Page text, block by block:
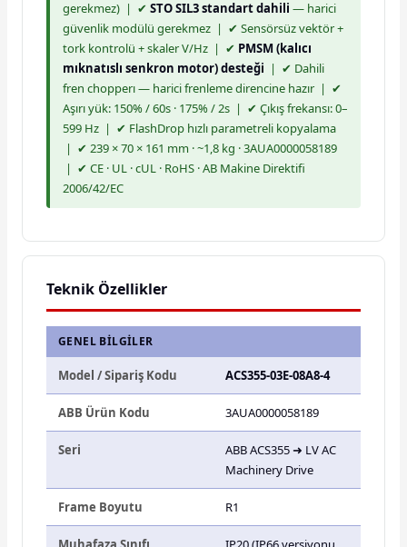
gerekmez) | ✔ STO SIL3 standart dahili — harici
güvenlik modülü gerekmez | ✔ Sensörsüz vektör +
tork kontrolü + skaler V/Hz | ✔ PMSM (kalıcı
mıknatıslı senkron motor) desteği | ✔ Dahili
fren chopperı — harici frenleme direncine hazır | ✔
Aşırı yük: 150% / 60s · 175% / 2s | ✔ Çıkış frekansı: 0–
599 Hz | ✔ FlashDrop hızlı parametreli kopyalama
| ✔ 239 × 70 × 161 mm · ~1,8 kg · 3AUA0000058189
| ✔ CE · UL · cUL · RoHS · AB Makine Direktifi
2006/42/EC
Teknik Özellikler
GENEL BILGILER
Model / Sipariş Kodu ACS355-03E-08A8-4
ABB Ürün Kodu 3AUA0000058189
Seri
ABB ACS355 ➜ LV AC
Machinery Drive
Frame Boyutu R1